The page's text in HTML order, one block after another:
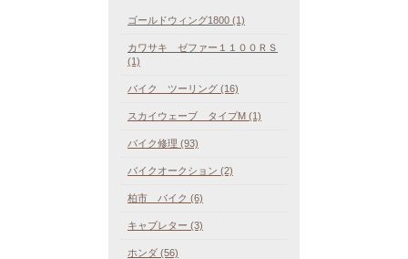
ゴールドウィング1800 (1)
カワサキ ゼファー１１００ＲＳ
(1)
バイク ツーリング (16)
スカイウェーブ タイプM (1)
バイク修理 (93)
バイクオークション (2)
柏市 バイク (6)
キャブレター (3)
ホンダ (56)